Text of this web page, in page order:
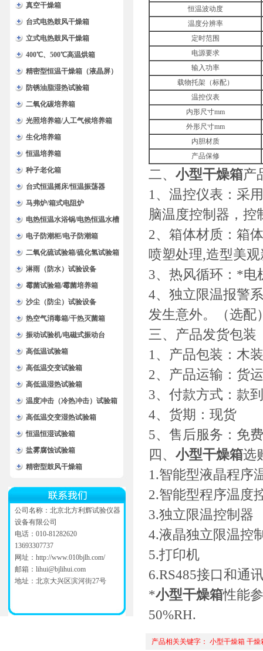
验箱
真空干燥箱
台式电热鼓风干燥箱
立式电热鼓风干燥箱
400℃、500℃高温烘箱
精密型恒温干燥箱（液晶屏）
防锈油脂湿热试验箱
二氧化碳培养箱
光照培养箱/人工气候培养箱
生化培养箱
恒温培养箱
种子老化箱
台式恒温摇床/恒温振荡器
马弗炉/箱式电阻炉
电热恒温水浴锅/电热恒温水槽
电子防潮柜/电子防潮箱
二氧化硫试验箱/硫化氢试验箱
淋雨（防水）试验设备
霉菌试验箱/霉菌培养箱
沙尘（防尘）试验设备
热空气消毒箱/干热灭菌箱
振动试验机/电磁式振动台
高低温试验箱
高低温交变试验箱
高低温湿热试验箱
温度冲击（冷热冲击）试验箱
高低温交变湿热试验箱
恒温恒湿试验箱
盐雾腐蚀试验箱
精密型鼓风干燥箱
公司名称：北京北方利辉试验仪器
设备有限公司
电话：010-81282620
13693307737
网址： http://www.010bjlh.com/
邮箱： lihui@bjlihui.com
地址：北京大兴区滨河街27号
恒温波动度
温度分辨率
定时范围
电源要求
输入功率
载物托架（标配）
温控仪表
内形尺寸mm
外形尺寸mm
内胆材质
产品保修
二、 小型干燥箱产
1、温控仪表：采
脑温度控制器，控
2、箱体材质：箱
喷塑处理,造型美
3、热风循环：*电
4、独立限温报警
发生意外。（选配
三、产品发货包装
1、产品包装：木
2、产品运输：货运
3、付款方式：款
4、货期：现货
5、售后服务：免
四、 小型干燥箱选
1.智能型液晶程序
2.智能型程序温度
3.独立限温控制器
4.液晶独立限温控
5.打印机
6.RS485接口和通
*小型干燥箱性能
50%RH.
产品相关关键字： 小型干燥箱 干燥